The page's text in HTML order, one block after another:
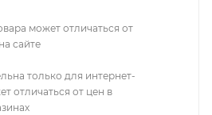
может отличаться от
сайте
только для интернет-
отличаться от цен в